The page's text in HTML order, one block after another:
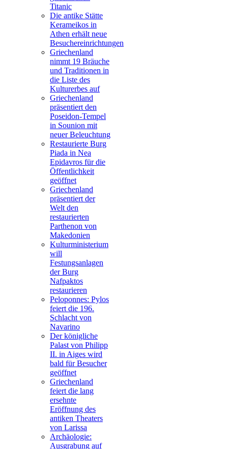
Titanic
Die antike Stätte
Kerameikos in
Athen erhält neue
Besuchereinrichtungen
Griechenland
nimmt 19 Bräuche
und Traditionen in
die Liste des
Kulturerbes auf
Griechenland
präsentiert den
Poseidon-Tempel
in Sounion mit
neuer Beleuchtung
Restaurierte Burg
Piada in Nea
Epidavros für die
Öffentlichkeit
geöffnet
Griechenland
präsentiert der
Welt den
restaurierten
Parthenon von
Makedonien
Kulturministerium
will
Festungsanlagen
der Burg
Nafpaktos
restaurieren
Peloponnes: Pylos
feiert die 196.
Schlacht von
Navarino
Der königliche
Palast von Philipp
II. in Aiges wird
bald für Besucher
geöffnet
Griechenland
feiert die lang
ersehnte
Eröffnung des
antiken Theaters
von Larissa
Archäologie:
Ausgrabung auf